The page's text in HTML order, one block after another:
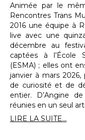
Animée par le
Rencontres Trans
2016 une équipe à
live avec une
décembre au
captées à l’École
(ESMA) ; elles ont
janvier à mars
de curiosité et de
entier. D’Angine
réunies en un seul
LIRE LA SUITE...